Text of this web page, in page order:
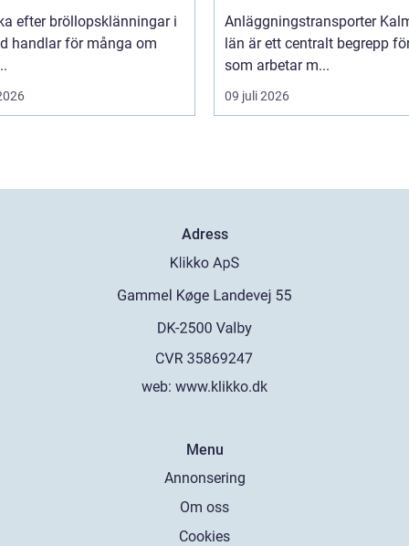
efter bröllopsklänningar i
handlar för många om
Anläggningstransporter
län är ett centralt begrepp
som arbetar m...
09 juli 2026
Adress
web: www.klikko.dk
Menu
Annonsering
Om oss
Cookies